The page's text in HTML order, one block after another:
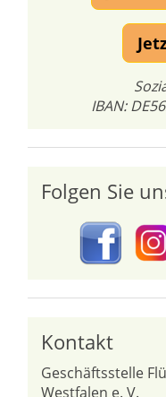
IBAN:
Folgen Sie
Kontakt
Geschäftsstelle
Westfalen e. V.